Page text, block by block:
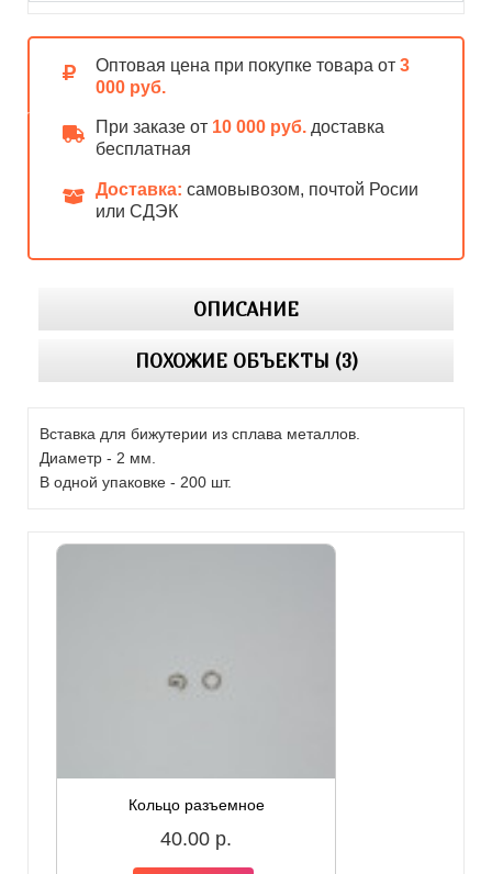
Оптовая цена при покупке товара от 3
000 руб.
При заказе от 10 000 руб. доставка
бесплатная
Доставка: самовывозом, почтой Росии
или СДЭК
ОПИСАНИЕ
ПОХОЖИЕ ОБЪЕКТЫ (3)
Вставка для бижутерии из сплава металлов.
Диаметр - 2 мм.
В одной упаковке - 200 шт.
Кольцо разъемное
40.00 р.